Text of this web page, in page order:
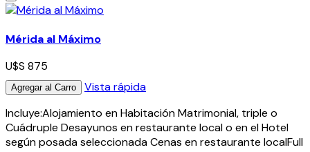
Mérida al Máximo
U$S 875
Agregar al Carro
Vista rápida
Incluye:Alojamiento en Habitación Matrimonial, triple o
Cuádruple Desayunos en restaurante local o en el Hotel
según posada seleccionada Cenas en restaurante localFull